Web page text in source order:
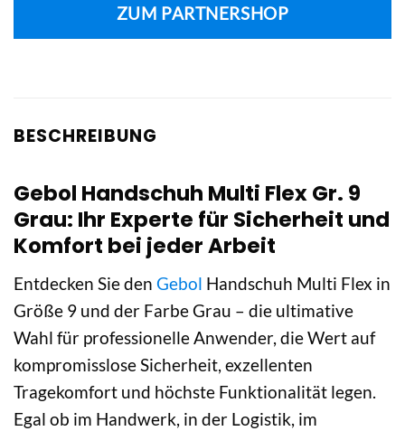
ZUM PARTNERSHOP
BESCHREIBUNG
Gebol Handschuh Multi Flex Gr. 9
Grau: Ihr Experte für Sicherheit und
Komfort bei jeder Arbeit
Entdecken Sie den Gebol Handschuh Multi Flex in
Größe 9 und der Farbe Grau – die ultimative
Wahl für professionelle Anwender, die Wert auf
kompromisslose Sicherheit, exzellenten
Tragekomfort und höchste Funktionalität legen.
Egal ob im Handwerk, in der Logistik, im